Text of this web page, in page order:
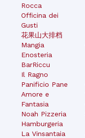
Rocca
Officina dei
Gusti
花果山大排档
Mangia
Enosteria
BarRiccu
Il Ragno
Panificio Pane
Amore e
Fantasia
Noah Pizzeria
Hamburgeria
La Vinsantaia